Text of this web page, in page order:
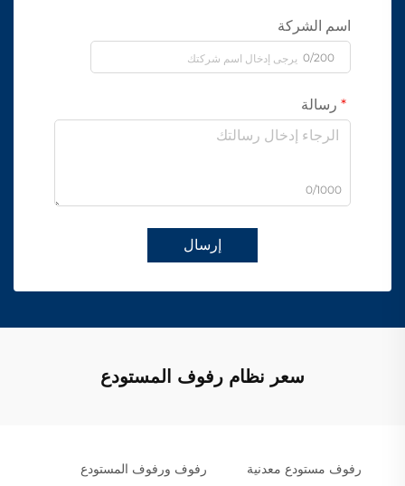
اسم الشركة
0/200
رسالة
0/1000
إرسال
سعر نظام رفوف المستودع
رفوف مستودع معدنية رفوف ورفوف المستودع